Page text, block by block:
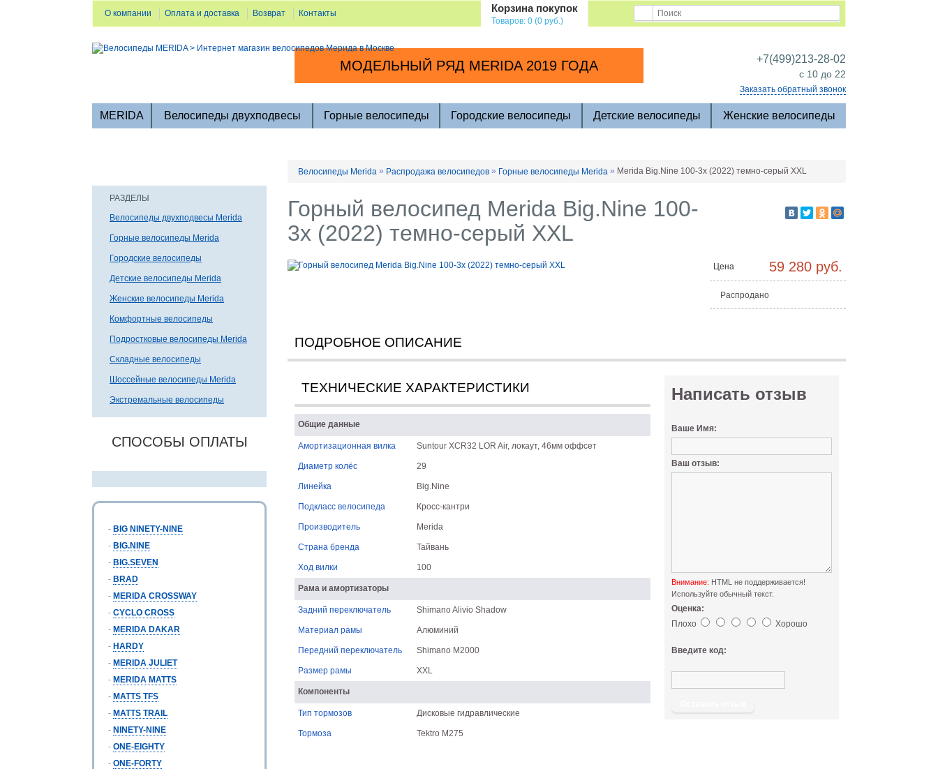
О компании Оплата и доставка Возврат Контакты
МОДЕЛЬНЫЙ РЯД MERIDA 2019 ГОДА
Корзина покупок
Товаров: 0 (0 руб.)
+7(499)213-28-02
c 10 до 22
Заказать обратный звонок
MERIDA Велосипеды двухподвесы Горные велосипеды Городские велосипеды Детские велосипеды Женские велосипеды
РАЗДЕЛЫ
Велосипеды двухподвесы Merida
Горные велосипеды Merida
Городские велосипеды
Детские велосипеды Merida
Женские велосипеды Merida
Комфортные велосипеды
Подростковые велосипеды Merida
Складные велосипеды
Шоссейные велосипеды Merida
Экстремальные велосипеды
СПОСОБЫ ОПЛАТЫ
- BIG NINETY-NINE
- BIG.NINE
- BIG.SEVEN
- BRAD
- MERIDA CROSSWAY
- CYCLO CROSS
- MERIDA DAKAR
- HARDY
- MERIDA JULIET
- MERIDA MATTS
- MATTS TFS
- MATTS TRAIL
- NINETY-NINE
- ONE-EIGHTY
- ONE-FORTY
Велосипеды Merida » Распродажа велосипедов » Горные велосипеды Merida » Merida Big.Nine 100-3x (2022) темно-серый XXL
Горный велосипед Merida Big.Nine 100-
3x (2022) темно-серый XXL
Цена 59 280 руб.
Распродано
ПОДРОБНОЕ ОПИСАНИЕ
ТЕХНИЧЕСКИЕ ХАРАКТЕРИСТИКИ
Общие данные
Амортизационная вилка Suntour XCR32 LOR Air, локаут, 46мм оффсет
Диаметр колёс 29
Линейка Big.Nine
Подкласс велосипеда Кросс-кантри
Производитель Merida
Страна бренда Тайвань
Ход вилки 100
Рама и амортизаторы
Задний переключатель Shimano Alivio Shadow
Материал рамы Алюминий
Передний переключатель Shimano M2000
Размер рамы XXL
Компоненты
Тип тормозов Дисковые гидравлические
Тормоза Tektro M275
Написать отзыв
Ваше Имя:
Ваш отзыв:
Внимание: HTML не поддерживается!
Используйте обычный текст.
Оценка:
Плохо
Хорошо
Введите код: